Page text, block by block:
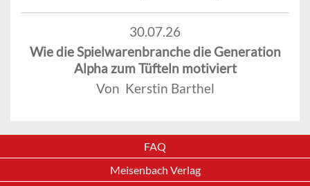
30.07.26
Wie die Spielwarenbranche die Generation
Alpha zum Tüfteln motiviert
Von Kerstin Barthel
FAQ
Meisenbach Verlag